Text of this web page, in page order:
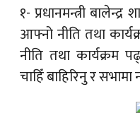
१- प्रधानमन्त्री बालेन्द्र
आफ्नो नीति तथा
नीति तथा कार्यक्रम
चाहिँ बाहिरिनु र